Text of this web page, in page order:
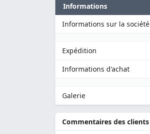
Informations
Informations sur la société
Expédition
Informations d'achat
Galerie
Commentaires des clients